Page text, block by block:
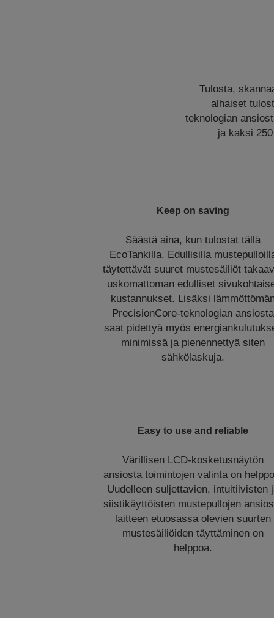
Tulosta,
alhaiset
teknologian
ja kaksi
Keep on saving
Säästä aina, kun tulostat tällä
EcoTankilla. Edullisilla
täytettävät suuret mustesäiliöt
uskomattoman edulliset
kustannukset. Lisäksi
PrecisionCore-teknologian ansiosta
saat pidettyä myös
minimissä ja pienennettyä siten
sähkölaskuja.
Easy to use and reliable
Värillisen LCD-kosketusnäytön
ansiosta toimintojen valinta on
Uudelleen suljettavien, intuitiivisten
siistikäyttöisten mustepullojen
laitteen etuosassa olevien suurten
mustesäiliöiden täyttäminen on
helppoa.